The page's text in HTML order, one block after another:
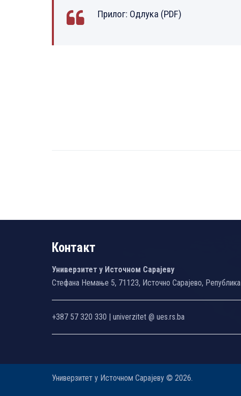
Прилог: Одлука (PDF)
Контакт
Универзитет у Источном Сарајеву
Стефана Немање 5, 71123, Источно Сарајево,
+387 57 320 330 | univerzitet @ ues.rs.ba
Универзитет у Источном Сарајеву © 2026.